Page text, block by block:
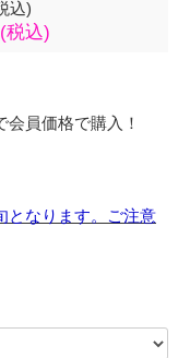
込)
税込)
会員価格で購入！
となります。ご注意